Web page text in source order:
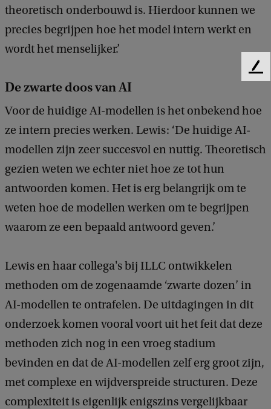
theoretisch onderbouwd is. Hierdoor kunnen we
precies begrijpen hoe het model intern werkt en
wordt het menselijker.’
De zwarte doos van AI
Voor de huidige AI-modellen is het onbekend hoe
ze intern precies werken. Lewis: ‘De huidige AI-
modellen zijn zeer succesvol en nuttig. Theoretisch
gezien weten we echter niet hoe ze tot hun
antwoorden komen. Het is erg belangrijk om te
weten hoe de modellen werken om te begrijpen
waarom ze een bepaald antwoord geven.’
Lewis en haar collega's bij ILLC ontwikkelen
methoden om de zogenaamde ‘zwarte dozen’ in
AI-modellen te ontrafelen. De uitdagingen in dit
onderzoek komen vooral voort uit het feit dat deze
methoden zich nog in een vroeg stadium
bevinden en dat de AI-modellen zelf erg groot zijn,
met complexe en wijdverspreide structuren. Deze
complexiteit is eigenlijk enigszins vergelijkbaar
F
d
c